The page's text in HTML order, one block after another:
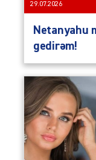
29.07.2026
Netanyahu
gedirəm!